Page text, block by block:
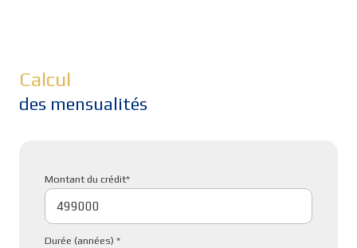
Calcul
des mensualités
Montant du crédit*
Durée (années) *